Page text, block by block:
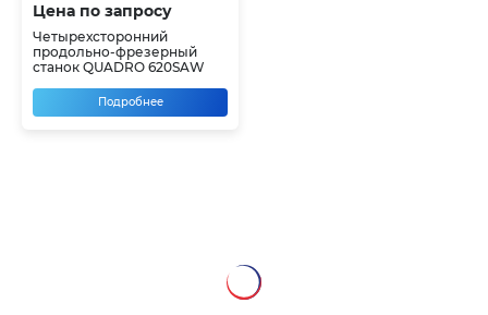
Цена по запросу
Четырехсторонний
продольно-фрезерный
станок QUADRO 620SAW
Подробнее